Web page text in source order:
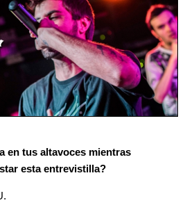
en tus altavoces mientras
esta entrevistilla?